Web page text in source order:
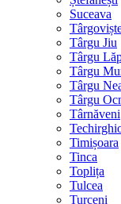
Suceava
Târgu Jiu
Târgu
Târgu
Târgu
Târgu
Târnăveni
Timișoara
Tinca
Toplița
Tulcea
Turceni